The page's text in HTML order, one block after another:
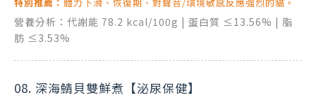
營養分析：代謝能 78.2 kcal/100g | 蛋白質 ≤13.56% | 脂
肪 ≤3.53%
08. 深海鯖貝雙鮮煮【泌尿保健】